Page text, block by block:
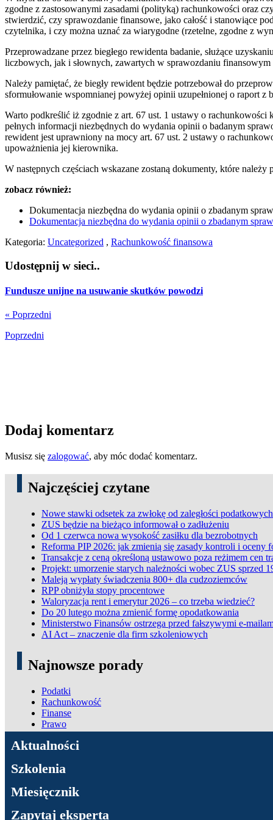
zgodne z zastosowanymi zasadami (polityką) rachunkowości oraz
stwierdzić, czy sprawozdanie finansowe, jako całość i stanowiące
czytelnika, i czy można uznać za wiarygodne (rzetelne, zgodne z
Przeprowadzane przez biegłego rewidenta badanie, służące
liczbowych, jak i słownych, zawartych w sprawozdaniu
Należy pamiętać, że biegły rewident będzie potrzebował do
sformułowanie wspomnianej powyżej opinii uzupełnionej o raport
Warto podkreślić iż zgodnie z art. 67 ust. 1 ustawy o
pełnych informacji niezbędnych do wydania opinii o badanym
rewident jest uprawniony na mocy art. 67 ust. 2 ustawy o
upoważnienia jej kierownika.
W następnych częściach wskazane zostaną dokumenty, które
zobacz również:
Dokumentacja niezbędna do wydania opinii o zbadanym
Dokumentacja niezbędna do wydania opinii o zbadanym
Kategoria: Uncategorized , Rachunkowość finansowa
Udostępnij w sieci..
Fundusze unijne na usuwanie skutków powodzi
« Poprzedni
Poprzedni
Dodaj komentarz
Musisz się zalogować, aby móc dodać komentarz.
Najczęściej czytane
Nowe stawki odsetek za zwłokę od zaległości
ZUS będzie na bieżąco informował o zadłużeniu
Od 1 czerwca nowa wysokość zasiłku dla bezrobotnych
Reforma PIP 2026: jak zmienią się zasady kontroli i oceny
Transakcje z ceną określoną ustawowo poza reżimem cen
Projekt: umorzenie starych należności wobec ZUS sprzed
Maleją wypłaty świadczenia 800+ dla cudzoziemców
RPP obniżyła stopy procentowe
Waloryzacja rent i emerytur 2026 – co trzeba wiedzieć?
Do 20 lutego można zmienić formę opodatkowania
Ministerstwo Finansów ostrzega przed fałszywymi e-
AI Act – znaczenie dla firm szkoleniowych
Najnowsze porady
Podatki
Rachunkowość
Finanse
Prawo
ADN Podatki
Aktualności
Szkolenia
Miesięcznik
Zapytaj eksperta